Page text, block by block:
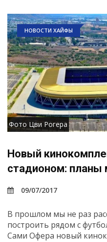
НОВОСТИ ХАЙФЫ
Фото Цви Рогера
Новый
стадионом: планы
09/07/2017
В прошлом мы не раз
построить рядом с
Сами Офера новый